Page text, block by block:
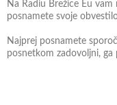
Na Radiu Brežice Eu
posnamete svoje
Najprej posnamete
posnetkom zadovoljni, ga